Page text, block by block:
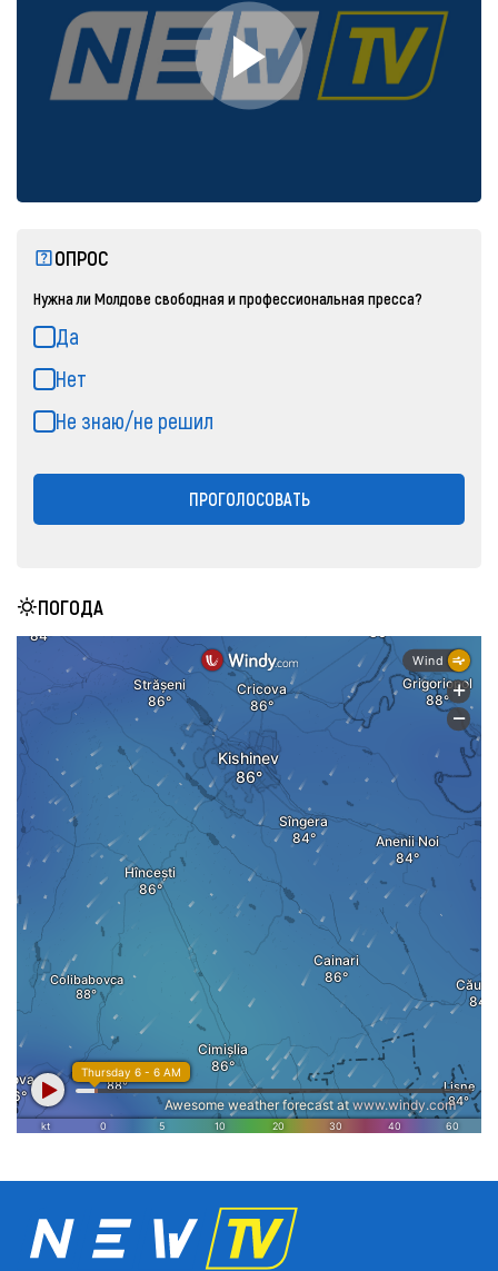
ОПРОС
Нужна ли Молдове свободная и профессиональная пресса?
Да
Нет
Не знаю/не решил
ПРОГОЛОСОВАТЬ
ПОГОДА